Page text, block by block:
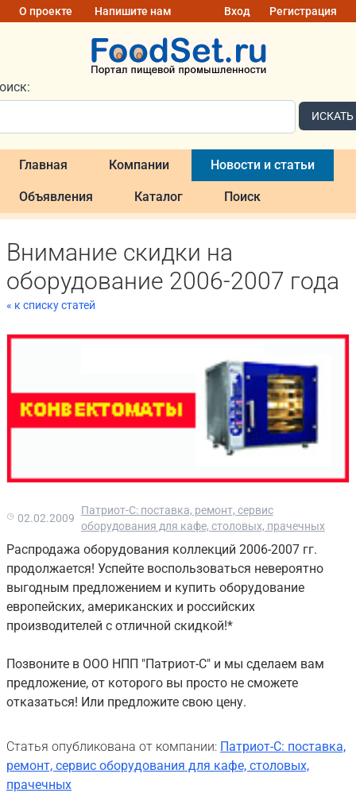
О проекте Напишите нам Вход Регистрация
ИСКАТЬ
Главная Компании Новости и статьи
Объявления Каталог Поиск
Внимание скидки на
оборудование 2006-2007 года
« к списку статей
02.02.2009
Патриот-С: поставка, ремонт, сервис
оборудования для кафе, столовых, прачечных
Распродажа оборудования коллекций 2006-2007 гг.
продолжается! Успейте воспользоваться невероятно
выгодным предложением и купить оборудование
европейских, американских и российских
производителей с отличной скидкой!*
Позвоните в ООО НПП "Патриот-С" и мы сделаем вам
предложение, от которого вы просто не сможете
отказаться! Или предложите свою цену.
Статья опубликована от компании: Патриот-С: поставка,
ремонт, сервис оборудования для кафе, столовых,
прачечных